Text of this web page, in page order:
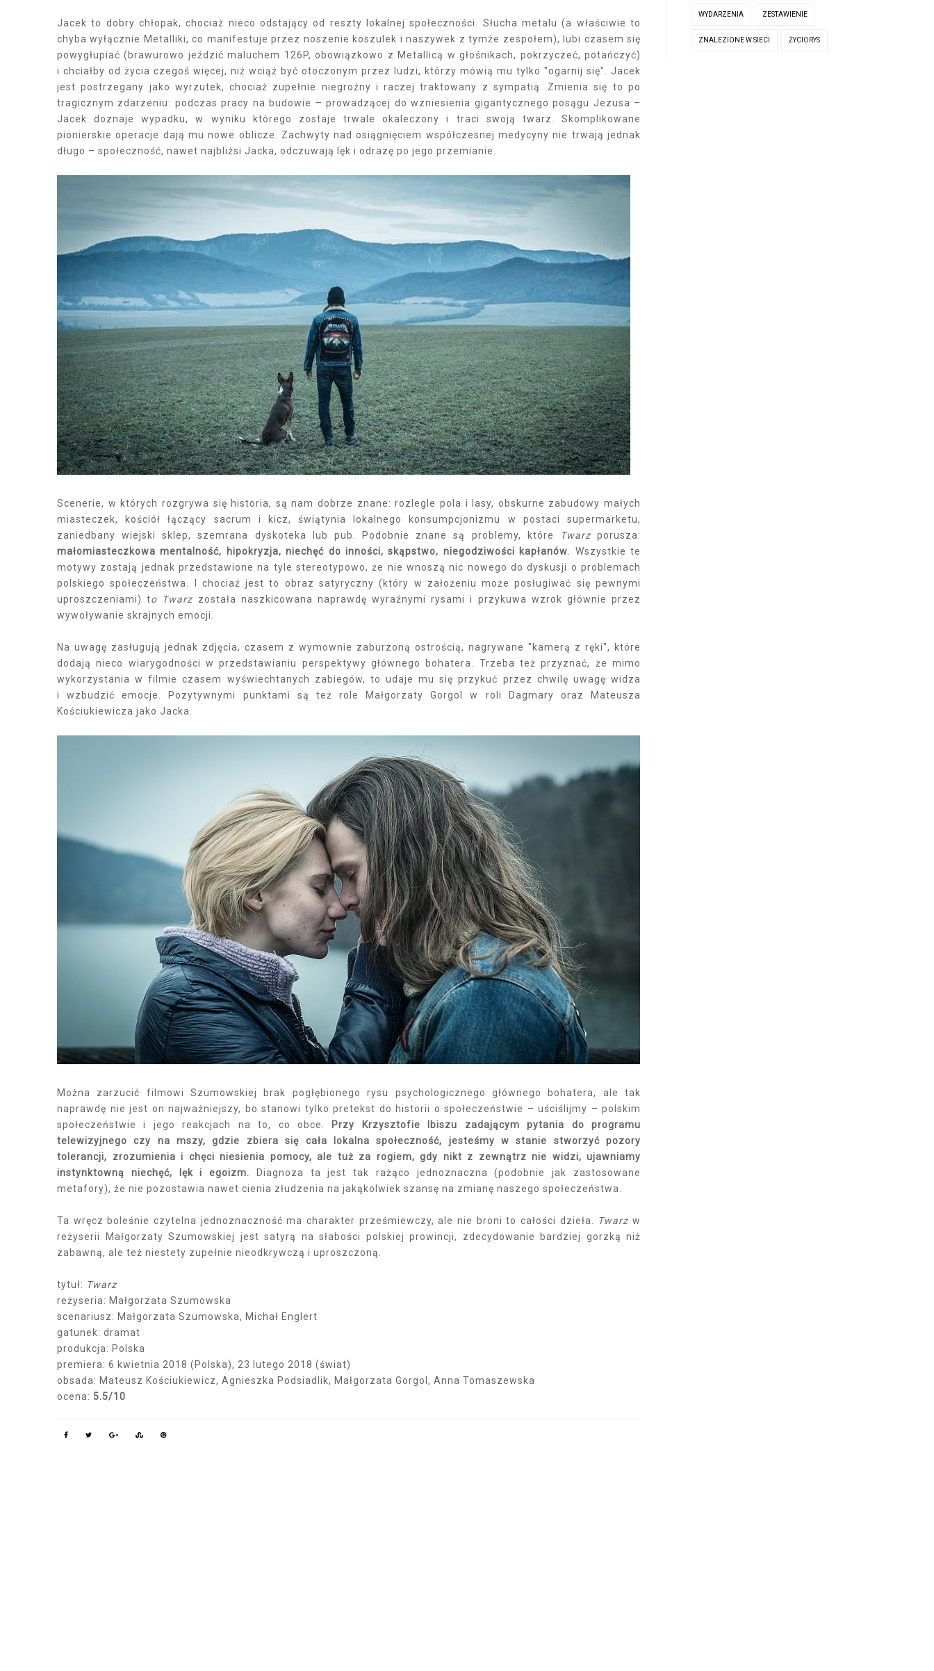
Jacek to dobry chłopak, chociaż nieco odstający od reszty lokalnej społeczności. Słucha metalu (a właściwie to
chyba wyłącznie Metalliki, co manifestuje przez noszenie koszulek i naszywek z tymże zespołem), lubi czasem się
powygłupiać (brawurowo jeździć maluchem 126P, obowiązkowo z Metallicą w głośnikach, pokrzyczeć, potańczyć)
i chciałby od życia czegoś więcej, niż wciąż być otoczonym przez ludzi, którzy mówią mu tylko "ogarnij się". Jacek
jest postrzegany jako wyrzutek, chociaż zupełnie niegroźny i raczej traktowany z sympatią. Zmienia się to po
tragicznym zdarzeniu: podczas pracy na budowie – prowadzącej do wzniesienia gigantycznego posągu Jezusa –
Jacek doznaje wypadku, w wyniku którego zostaje trwale okaleczony i traci swoją twarz. Skomplikowane
pionierskie operacje dają mu nowe oblicze. Zachwyty nad osiągnięciem współczesnej medycyny nie trwają jednak
długo – społeczność, nawet najbliżsi Jacka, odczuwają lęk i odrazę po jego przemianie.
Scenerie, w których rozgrywa się historia, są nam dobrze znane: rozlegle pola i lasy, obskurne zabudowy małych
miasteczek, kościół łączący sacrum i kicz, świątynia lokalnego konsumpcjonizmu w postaci supermarketu,
zaniedbany wiejski sklep, szemrana dyskoteka lub pub. Podobnie znane są problemy, które
Twarzporusza:
małomiasteczkowa mentalność, hipokryzja, niechęć do inności, skąpstwo, niegodziwości kapłanów . Wszystkie te
motywy zostają jednak przedstawione na tyle stereotypowo, że nie wnoszą nic nowego do dyskusji o problemach
polskiego społeczeństwa. I chociaż jest to obraz satyryczny (który w założeniu może posługiwać się pewnymi
uproszczeniami) to Twarz została naszkicowana naprawdę wyraźnymi rysami i przykuwa wzrok głównie przez
wywoływanie skrajnych emocji.
Na uwagę zasługują jednak zdjęcia, czasem z wymownie zaburzoną ostrością, nagrywane "kamerą z ręki", które
dodają nieco wiarygodności w przedstawianiu perspektywy głównego bohatera. Trzeba też przyznać, że mimo
wykorzystania w filmie czasem wyświechtanych zabiegów, to udaje mu się przykuć przez chwilę uwagę widza
i wzbudzić emocje. Pozytywnymi punktami są też role Małgorzaty Gorgol w roli Dagmary oraz Mateusza
Kościukiewicza jako Jacka.
Można zarzucić filmowi Szumowskiej brak pogłębionego rysu psychologicznego głównego bohatera, ale tak
naprawdę nie jest on najważniejszy, bo stanowi tylko pretekst do historii o społeczeństwie – uściślijmy – polskim
społeczeństwie i jego reakcjach na to, co obce. Przy Krzysztofie Ibiszu zadającym pytania do programu
telewizyjnego czy na mszy, gdzie zbiera się cała lokalna społeczność, jesteśmy w stanie stworzyć pozory
tolerancji, zrozumienia i chęci niesienia pomocy, ale tuż za rogiem, gdy nikt z zewnątrz nie widzi, ujawniamy
instynktowną niechęć, lęk i egoizm. Diagnoza ta jest tak rażąco jednoznaczna (podobnie jak zastosowane
metafory), że nie pozostawia nawet cienia złudzenia na jakąkolwiek szansę na zmianę naszego społeczeństwa.
Ta wręcz boleśnie czytelna jednoznaczność ma charakter prześmiewczy, ale nie broni to całości dzieła. Twarz w
reżyserii Małgorzaty Szumowskiej jest satyrą na słabości polskiej prowincji, zdecydowanie bardziej gorzką niż
zabawną, ale też niestety zupełnie nieodkrywczą i uproszczoną.
tytuł: Twarz
reżyseria: Małgorzata Szumowska
scenariusz: Małgorzata Szumowska, Michał Englert
gatunek: dramat
produkcja: Polska
premiera: 6 kwietnia 2018 (Polska), 23 lutego 2018 (świat)
obsada: Mateusz Kościukiewicz, Agnieszka Podsiadlik, Małgorzata Gorgol, Anna Tomaszewska
ocena: 5.5/10
WYDARZENIA ZESTAWIENIE
ZNALEZIONE W SIECI ŻYCIORYS